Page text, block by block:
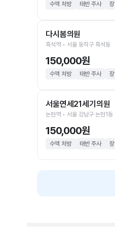
수액 처방 태반 주사
다시봄의원
흑석역 • 서울 동작구 흑석동
150,000원
수액 처방 태반 주사
서울연세21세기의원
논현역 • 서울 강남구 논현1동
150,000원
수액 처방 태반 주사